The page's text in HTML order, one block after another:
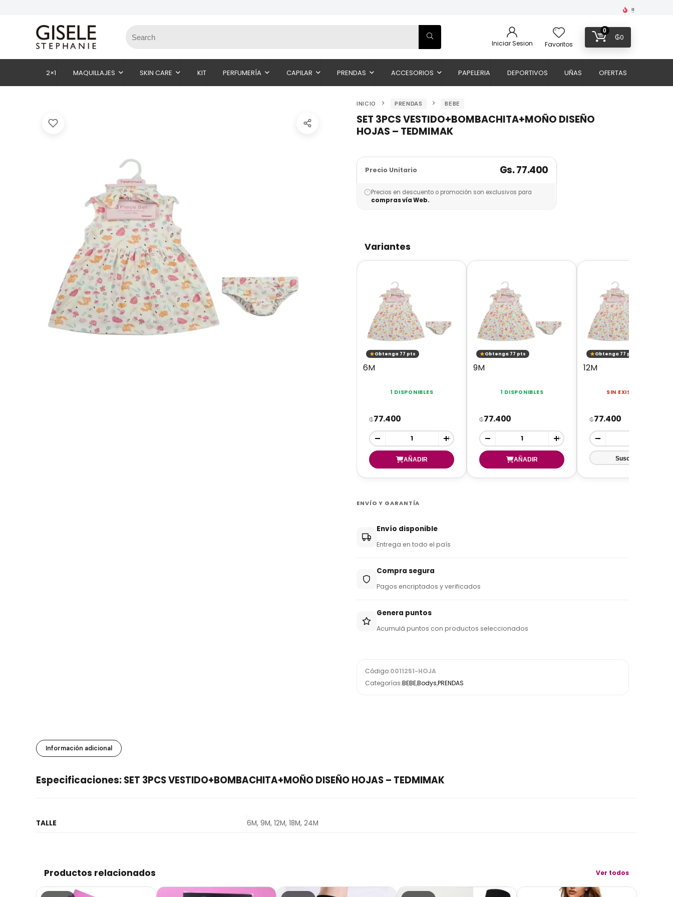
!!
Iniciar Sesion Favoritos
0
₲0
2×1 MAQUILLAJES SKIN CARE KIT PERFUMERÍA CAPILAR PRENDAS ACCESORIOS PAPELERIA DEPORTIVOS UÑAS OFERTAS
INICIO PRENDAS BEBE
SET 3PCS VESTIDO+BOMBACHITA+MOÑO DISEÑO
HOJAS – TEDMIMAK
Precio Unitario Gs. 77.400
Precios en descuento o promoción son exclusivos para
compras vía Web.
Variantes
Obtenga 77 pts
6M
1 DISPONIBLES
₲77.400
- +
Obtenga 77 pts
9M
1 DISPONIBLES
₲77.400
- +
Obtenga 77 pts
12M
SIN EXISTENCIAS
₲77.400
-
ENVÍO Y GARANTÍA
Envío disponible
Entrega en todo el país
Compra segura
Pagos encriptados y verificados
Genera puntos
Acumulá puntos con productos seleccionados
Código:0011251-HOJA
Categorías:BEBE,Bodys,PRENDAS
Información adicional
Especificaciones: SET 3PCS VESTIDO+BOMBACHITA+MOÑO DISEÑO HOJAS – TEDMIMAK
TALLE 6M, 9M, 12M, 18M, 24M
Productos relacionados Ver todos